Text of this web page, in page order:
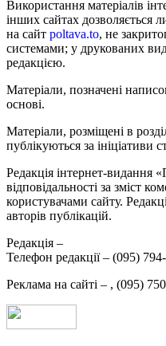
Використання матеріалів
інших сайтах дозволяється
на сайт poltava.to, не
системами; у друкованих
редакцією.
Матеріали, позначені
основі.
Матеріали, розміщені в
публікуються за ініціативи
Редакція інтернет-видання
відповідальності за зміст
користувачами сайту.
авторів публікацій.
Редакція –
Телефон редакції – (095)
Реклама на сайті – , (095)